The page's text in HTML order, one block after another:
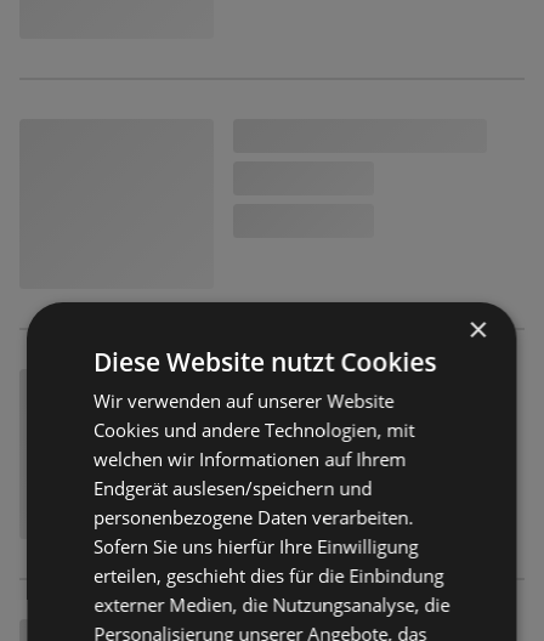
×
Diese Website nutzt Cookies
Wir verwenden auf unserer Website
Cookies und andere Technologien, mit
welchen wir Informationen auf Ihrem
Endgerät auslesen/speichern und
personenbezogene Daten verarbeiten.
Sofern Sie uns hierfür Ihre Einwilligung
erteilen, geschieht dies für die Einbindung
externer Medien, die Nutzungsanalyse, die
Personalisierung unserer Angebote, das